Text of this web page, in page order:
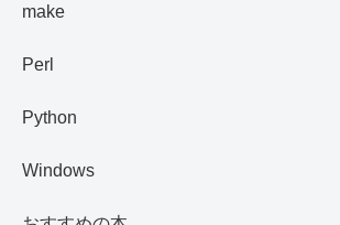
make
Perl
Python
Windows